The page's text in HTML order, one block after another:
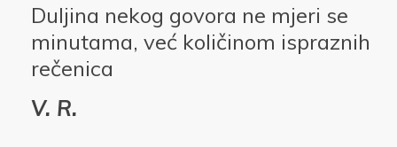
Duljina nekog govora ne mjeri se
minutama, već količinom ispraznih
rečenica
V. R.